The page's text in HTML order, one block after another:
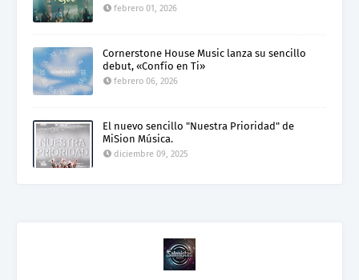
febrero 01, 2026
Cornerstone House Music lanza su sencillo
debut, «Confío en Ti»
febrero 06, 2026
El nuevo sencillo "Nuestra Prioridad" de
MiSion Música.
diciembre 09, 2025